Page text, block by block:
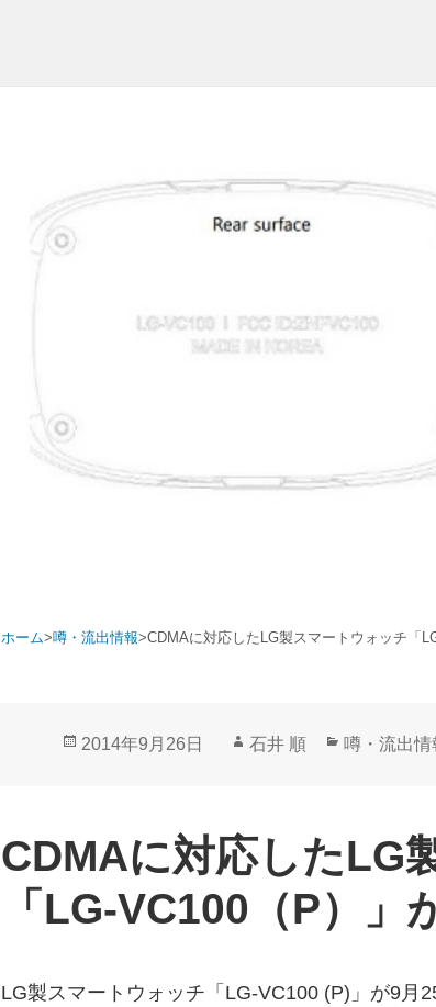
ホーム>噂・流出情報>CDMAに対応したLG製スマートウォッチ「
投
2014年9月26日
作
石井 順
カ
ー
噂・流出情
CDMAに対応したLG
「LG-VC100（P）」
LG製スマートウォッチ「LG-VC100 (P)」が9月